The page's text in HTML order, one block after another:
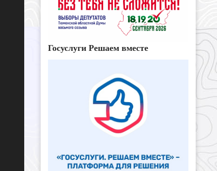
Госуслуги Решаем вместе